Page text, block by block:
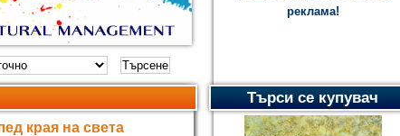
края на света
реклама!
Търси се купувач